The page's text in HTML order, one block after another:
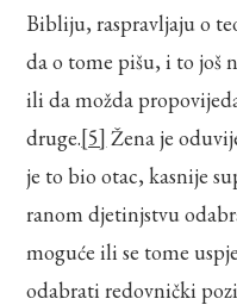
Bibliju, raspravljaju o
da o tome pišu, i to još
ili da možda
druge.[5] Žena je
je to bio otac, kasnije
ranom djetinjstvu
moguće ili se tome
odabrati redovnički